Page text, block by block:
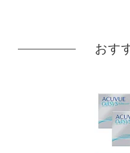
おす